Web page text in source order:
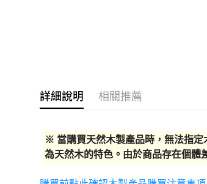
詳細說明 相關推薦
※ 當購買天然木製產品時，無法指定
為天然木的特色。由於商品存在個體